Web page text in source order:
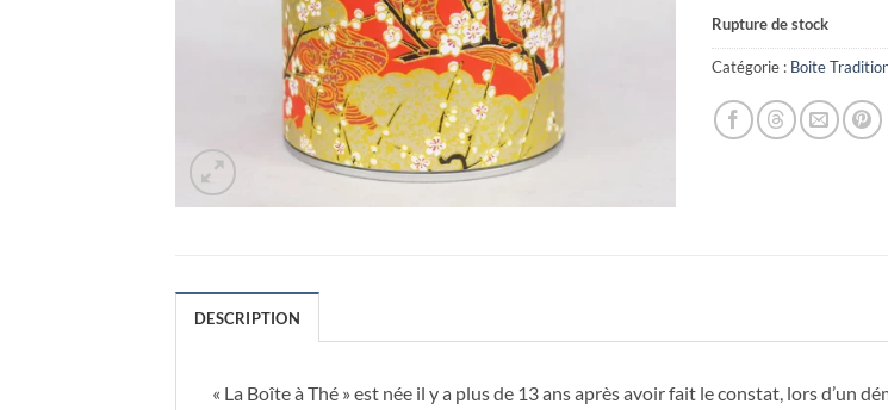
Rupture de stock
Catégorie : Boite
DESCRIPTION
« La Boîte à Thé » est née il y a plus de 13 ans après avoir fait le constat, lors d’un